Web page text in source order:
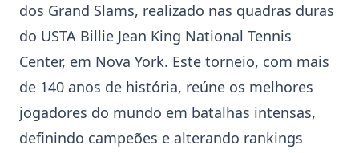
dos Grand Slams, realizado nas quadras duras
do USTA Billie Jean King National Tennis
Center, em Nova York. Este torneio, com mais
de 140 anos de história, reúne os melhores
jogadores do mundo em batalhas intensas,
definindo campeões e alterando rankings